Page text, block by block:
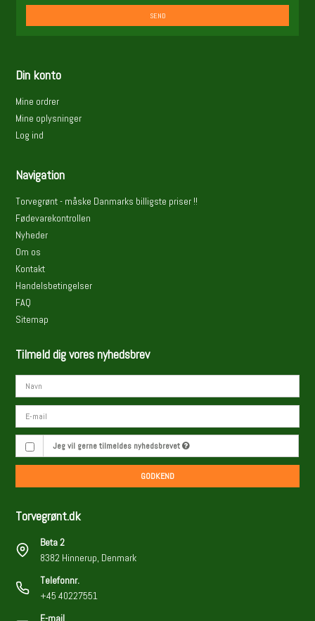
SEND
Din konto
Mine ordrer
Mine oplysninger
Log ind
Navigation
Torvegrønt - måske Danmarks billigste priser !!
Fødevarekontrollen
Nyheder
Om os
Kontakt
Handelsbetingelser
FAQ
Sitemap
Tilmeld dig vores nyhedsbrev
Jeg vil gerne tilmeldes nyhedsbrevet
GODKEND
Torvegrønt.dk
Beta 2
8382 Hinnerup, Denmark
Telefonnr.
+45 40227551
E-mail